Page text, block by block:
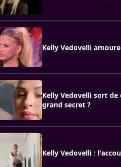
Kelly Vedovelli
Kelly Vedovelli sort
grand secret ?
Kelly Vedovelli :